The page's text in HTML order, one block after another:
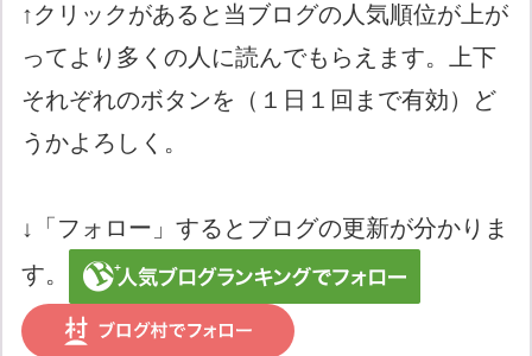
↑クリックがあると当ブログの人気順位が上が
ってより多くの人に読んでもらえます。上下
それぞれのボタンを（１日１回まで有効）ど
うかよろしく。
↓「フォロー」するとブログの更新が分かりま
す。